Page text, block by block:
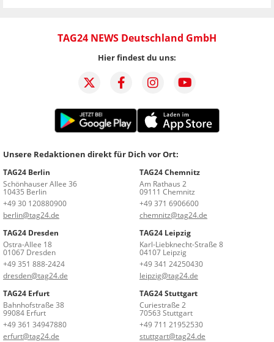
TAG24 NEWS Deutschland GmbH
Hier findest du uns:
Unsere Redaktionen direkt für Dich vor Ort:
TAG24 Berlin
Schönhauser Allee 36
10435 Berlin
+49 30 120880900
berlin@tag24.de
TAG24 Chemnitz
Am Rathaus 2
09111 Chemnitz
+49 371 6906600
chemnitz@tag24.de
TAG24 Dresden
Ostra-Allee 18
01067 Dresden
+49 351 888-2424
dresden@tag24.de
TAG24 Leipzig
Karl-Liebknecht-Straße 8
04107 Leipzig
+49 341 24250430
leipzig@tag24.de
TAG24 Erfurt
Bahnhofstraße 38
99084 Erfurt
+49 361 34947880
erfurt@tag24.de
TAG24 Stuttgart
Curiestraße 2
70563 Stuttgart
+49 711 21952530
stuttgart@tag24.de